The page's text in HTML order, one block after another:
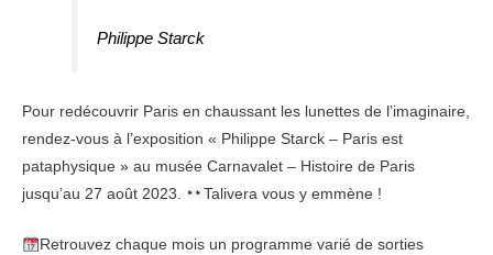
Philippe Starck
Pour redécouvrir Paris en chaussant les lunettes de l’imaginaire,
rendez-vous à l’exposition « Philippe Starck – Paris est
pataphysique » au musée Carnavalet – Histoire de Paris
jusqu’au 27 août 2023.
Talivera vous y emmène !
Retrouvez chaque mois un programme varié de sorties